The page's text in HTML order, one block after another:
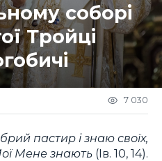
соборі
Тройці
7 030
пастир і знаю своїх,
Мене знають (Ів. 10, 14).